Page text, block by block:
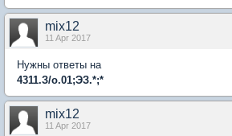
mix12
11 Apr 2017
Нужны ответы на
4311.З/о.01;ЭЗ.*;*
mix12
11 Apr 2017